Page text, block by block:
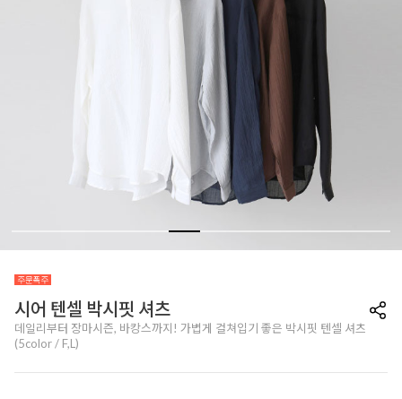
시어 텐셀 박시핏 셔츠
데일리부터 장마시즌, 바캉스까지! 가볍게 걸쳐입기 좋은 박시핏 텐셀 셔츠
(5color / F,L)